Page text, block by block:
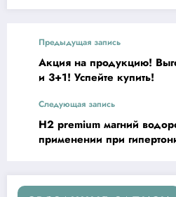
Предыдущая запись
Акция на продукцию!
и 3+1! Успейте купить!
Следующая запись
H2 premium магний
применении при